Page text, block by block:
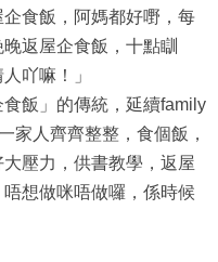
食飯，阿媽都好嘢，每
返屋企食飯，十點瞓
吖嘛！」
飯」的傳統，延續family
家人齊齊整整，食個飯，
壓力，供書教學，返屋
想做咪唔做囉，係時候